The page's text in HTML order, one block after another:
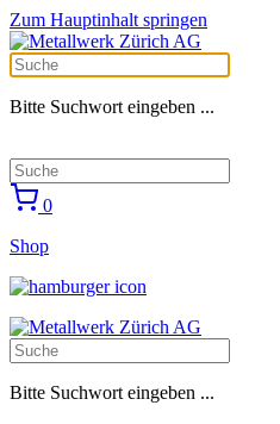
Zum Hauptinhalt springen
Bitte Suchwort eingeben ...
0
Shop
Bitte Suchwort eingeben ...